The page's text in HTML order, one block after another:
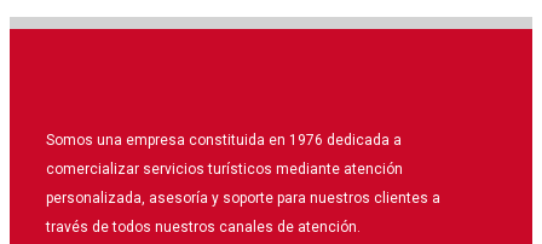
Somos una empresa constituida en 1976 dedicada a
comercializar servicios turísticos mediante atención
personalizada, asesoría y soporte para nuestros clientes a
través de todos nuestros canales de atención.